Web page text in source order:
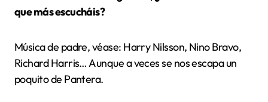
que más escucháis?
Música de padre, véase: Harry Nilsson, Nino Bravo,
Richard Harris… Aunque a veces se nos escapa un
poquito de Pantera.